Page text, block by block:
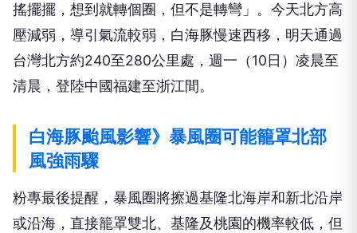
搖擺擺，想到就轉個圈，但不是轉彎」。今天北方高
壓減弱，導引氣流較弱，白海豚慢速西移，明天通過
台灣北方約240至280公里處，週一（10日）凌晨至
清晨，登陸中國福建至浙江間。
白海豚颱風影響》暴風圈可能籠罩北部
風強雨驟
粉專最後提醒，暴風圈將擦過基隆北海岸和新北沿岸
或沿海，直接籠罩雙北、基隆及桃園的機率較低，但